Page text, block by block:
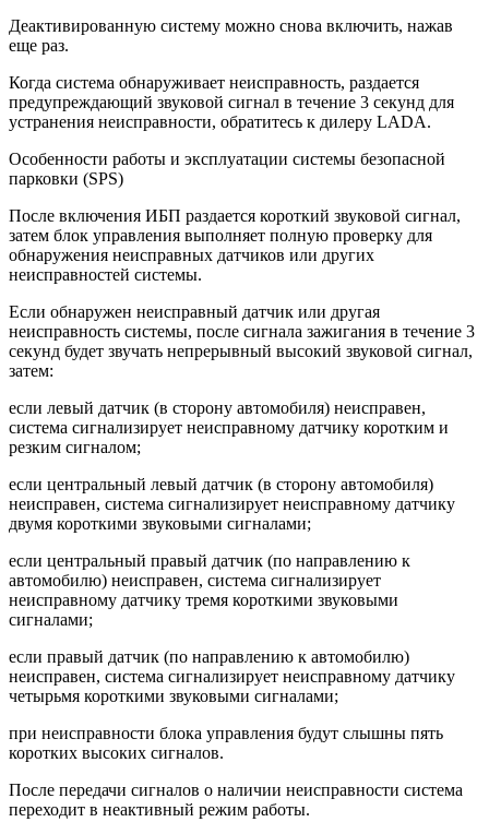
Деактивированную систему можно снова включить, нажав
еще раз.
Когда система обнаруживает неисправность, раздается
предупреждающий звуковой сигнал в течение 3 секунд для
устранения неисправности, обратитесь к дилеру LADA.
Особенности работы и эксплуатации системы безопасной
парковки (SPS)
После включения ИБП раздается короткий звуковой сигнал,
затем блок управления выполняет полную проверку для
обнаружения неисправных датчиков или других
неисправностей системы.
Если обнаружен неисправный датчик или другая
неисправность системы, после сигнала зажигания в течение 3
секунд будет звучать непрерывный высокий звуковой сигнал,
затем:
если левый датчик (в сторону автомобиля) неисправен,
система сигнализирует неисправному датчику коротким и
резким сигналом;
если центральный левый датчик (в сторону автомобиля)
неисправен, система сигнализирует неисправному датчику
двумя короткими звуковыми сигналами;
если центральный правый датчик (по направлению к
автомобилю) неисправен, система сигнализирует
неисправному датчику тремя короткими звуковыми
сигналами;
если правый датчик (по направлению к автомобилю)
неисправен, система сигнализирует неисправному датчику
четырьмя короткими звуковыми сигналами;
при неисправности блока управления будут слышны пять
коротких высоких сигналов.
После передачи сигналов о наличии неисправности система
переходит в неактивный режим работы.